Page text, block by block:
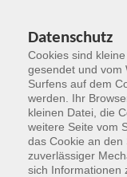
Zum Hauptinhalt
Der Kurs
Datenschutz
Cookies sind
gesendet und vom
Surfens auf dem
werden. Ihr
kleinen Datei, die
weitere Seite vom
das Cookie an
zuverlässiger
sich Informationen